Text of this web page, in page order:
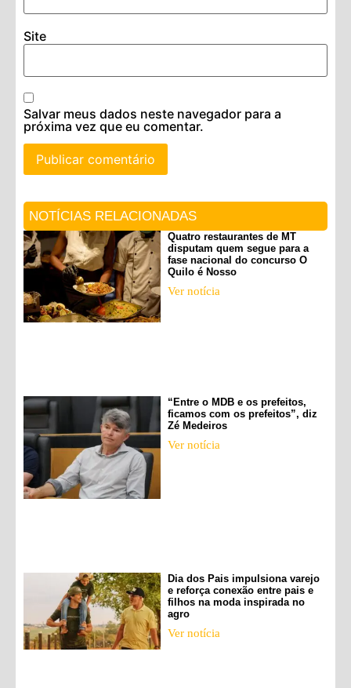
Site
Salvar meus dados neste navegador para a
próxima vez que eu comentar.
NOTÍCIAS RELACIONADAS
Quatro restaurantes de MT
disputam quem segue para a
fase nacional do concurso O
Quilo é Nosso
Ver notícia
“Entre o MDB e os prefeitos,
ficamos com os prefeitos”, diz
Zé Medeiros
Ver notícia
Dia dos Pais impulsiona varejo
e reforça conexão entre pais e
filhos na moda inspirada no
agro
Ver notícia